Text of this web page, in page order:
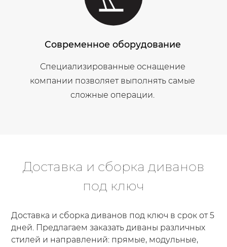
Современное оборудование
Специализированные оснащение
компании позволяет выполнять самые
сложные операции.
Доставка и сборка диванов
под ключ
Доставка и сборка диванов под ключ в срок от 5
дней. Предлагаем заказать диваны различных
стилей и направлений: прямые, модульные,